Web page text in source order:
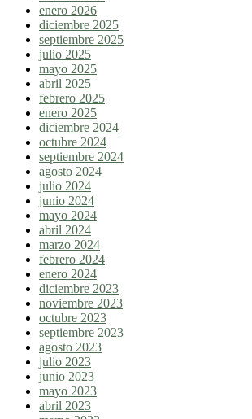
enero 2026
diciembre 2025
septiembre 2025
julio 2025
mayo 2025
abril 2025
febrero 2025
enero 2025
diciembre 2024
octubre 2024
septiembre 2024
agosto 2024
julio 2024
junio 2024
mayo 2024
abril 2024
marzo 2024
febrero 2024
enero 2024
diciembre 2023
noviembre 2023
octubre 2023
septiembre 2023
agosto 2023
julio 2023
junio 2023
mayo 2023
abril 2023